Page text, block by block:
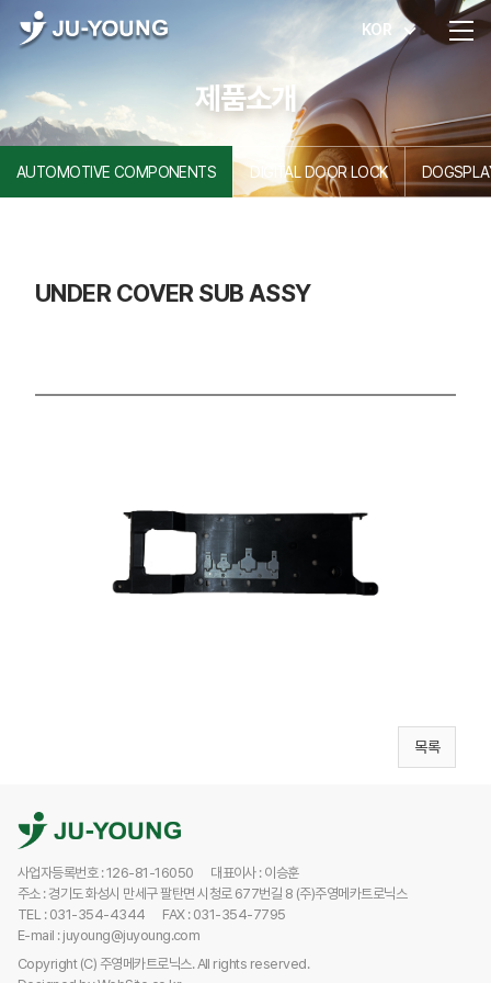
KOR
제품소개
AUTOMOTIVE COMPONENTS DIGITAL DOOR LOCK
UNDER COVER SUB ASSY
목록
사업자등록번호 : 126-81-16050
대표이사 : 이승훈
주소 : 경기도 화성시 만세구 팔탄면 시청로 677번길 8 (주)주영메카트로닉스
TEL : 031-354-4344
FAX : 031-354-7795
E-mail : juyoung@juyoung.com
Copyright (C) 주영메카트로닉스. All rights reserved.